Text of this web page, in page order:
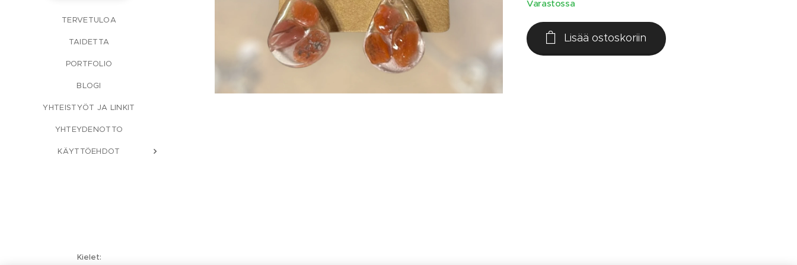
TERVETULOA
TAIDETTA
PORTFOLIO
BLOGI
YHTEISTYÖT JA LINKIT
YHTEYDENOTTO
KÄYTTÖEHDOT
Varastossa
Lisää ostoskoriin
Kielet